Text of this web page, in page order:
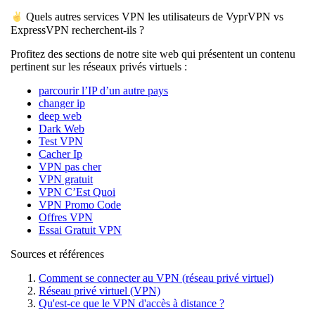
Quels autres services VPN les utilisateurs de VyprVPN vs
ExpressVPN recherchent-ils ?
Profitez des sections de notre site web qui présentent un contenu
pertinent sur les réseaux privés virtuels :
parcourir l’IP d’un autre pays
changer ip
deep web
Dark Web
Test VPN
Cacher Ip
VPN pas cher
VPN gratuit
VPN C’Est Quoi
VPN Promo Code
Offres VPN
Essai Gratuit VPN
Sources et références
Comment se connecter au VPN (réseau privé virtuel)
Réseau privé virtuel (VPN)
Qu'est-ce que le VPN d'accès à distance ?